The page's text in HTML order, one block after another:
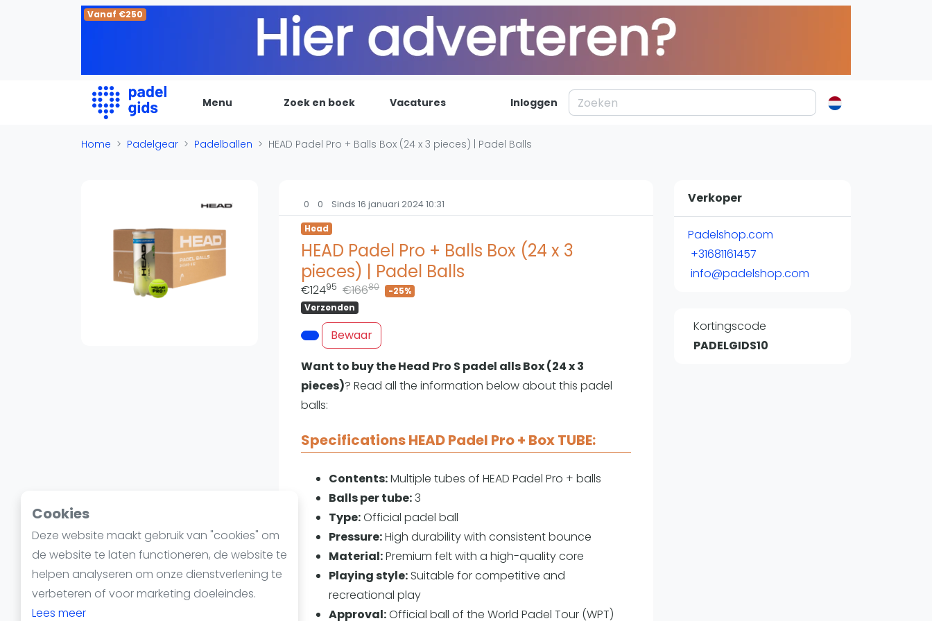
Cookies
Deze website maakt gebruik van "cookies" om
de website te laten functioneren, de website te
helpen analyseren om onze dienstverlening te
verbeteren of voor marketing doeleindes.
Lees meer
Vanaf €250
Menu
De Padel Gids
Organisatie
Merken
Banenbouwers
Overige categorien
Padel
Blog artikelen
Padelgear
Overige
Ranglijsten
Nationale Toernooien
Internationale toernooien
Adverteren
Zoek en boek Vacatures Inloggen
Home Padelgear Padelballen HEAD Padel Pro + Balls Box (24 x 3 pieces) | Padel Balls
0 0 Sinds 16 januari 2024 10:31
Head
HEAD Padel Pro + Balls Box (24 x 3
pieces) | Padel Balls
€12495 €16680
-25%
Verzenden
Bewaar
Want to buy the Head Pro S padel alls Box (24 x 3
pieces)? Read all the information below about this padel
balls:
Specifications HEAD Padel Pro + Box TUBE:
Contents:Multiple tubes of HEAD Padel Pro + balls
Balls per tube:3
Type:Official padel ball
Pressure:High durability with consistent bounce
Material:Premium felt with a high-quality core
Playing style: Suitable for competitive and
recreational play
Approval:Official ball of the World Padel Tour (WPT)
Verkoper
Padelshop.com
+31681161457
info@padelshop.com
Kortingscode
PADELGIDS10